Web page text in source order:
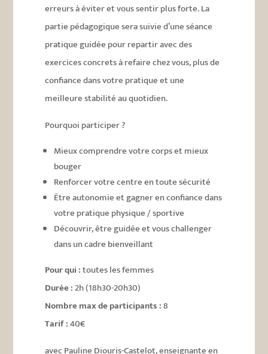
erreurs à éviter et vous sentir plus forte. La
partie pédagogique sera suivie d’une séance
pratique guidée pour repartir avec des
exercices concrets à refaire chez vous, plus de
confiance dans votre pratique et une
meilleure stabilité au quotidien.
Pourquoi participer ?
Mieux comprendre votre corps et mieux
bouger
Renforcer votre centre en toute sécurité
Être autonomie et gagner en confiance dans
votre pratique physique / sportive
Découvrir, être guidée et vous challenger
dans un cadre bienveillant
Pour qui :toutes les femmes
Durée :2h (18h30-20h30)
Nombre max de participants :8
Tarif :40€
avec Pauline Diouris-Castelot, enseignante en